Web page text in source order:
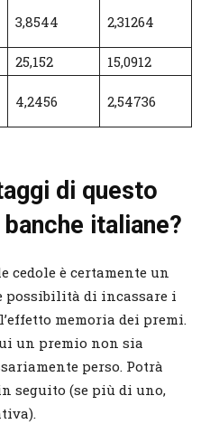
3,8544 2,31264
25,152
15,0912
4,2456 2,54736
di questo
italiane?
cedole è certamente un
possibilità di incassare i
memoria dei premi.
un premio non sia
perso. Potrà
seguito (se più di uno,